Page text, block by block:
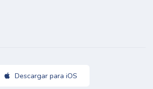
Descargar para iOS